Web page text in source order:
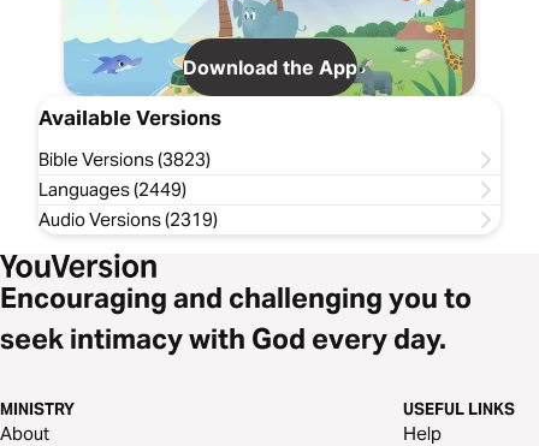
Download the App
Available Versions
Bible Versions (3823)
Languages (2449)
Audio Versions (2319)
Encouraging and challenging you to
seek intimacy with God every day.
MINISTRY
About
USEFUL LINKS
Help